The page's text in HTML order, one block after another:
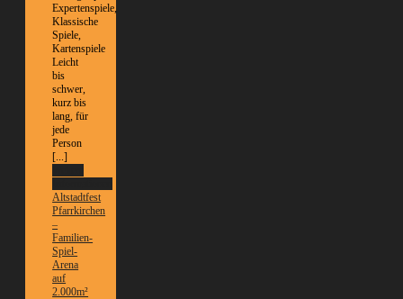
Expertenspiele,
Klassische
Spiele,
Kartenspiele
Leicht
bis
schwer,
kurz bis
lang, für
jede
Person
[...]
Altstadtfest
Pfarrkirchen
–
Familien-
Spiel-
Arena
auf
2.000m²